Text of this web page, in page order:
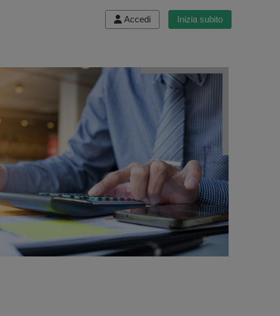
Accedi Inizia subito